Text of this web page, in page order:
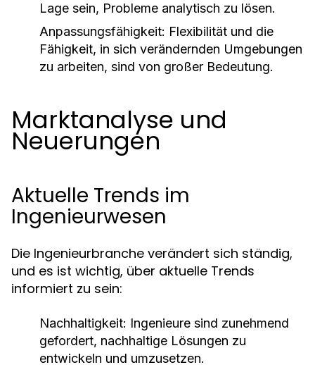
Lage sein, Probleme analytisch zu lösen.
Anpassungsfähigkeit: Flexibilität und die
Fähigkeit, in sich verändernden Umgebungen
zu arbeiten, sind von großer Bedeutung.
Marktanalyse und
Neuerungen
Aktuelle Trends im
Ingenieurwesen
Die Ingenieurbranche verändert sich ständig,
und es ist wichtig, über aktuelle Trends
informiert zu sein:
Nachhaltigkeit: Ingenieure sind zunehmend
gefordert, nachhaltige Lösungen zu
entwickeln und umzusetzen.